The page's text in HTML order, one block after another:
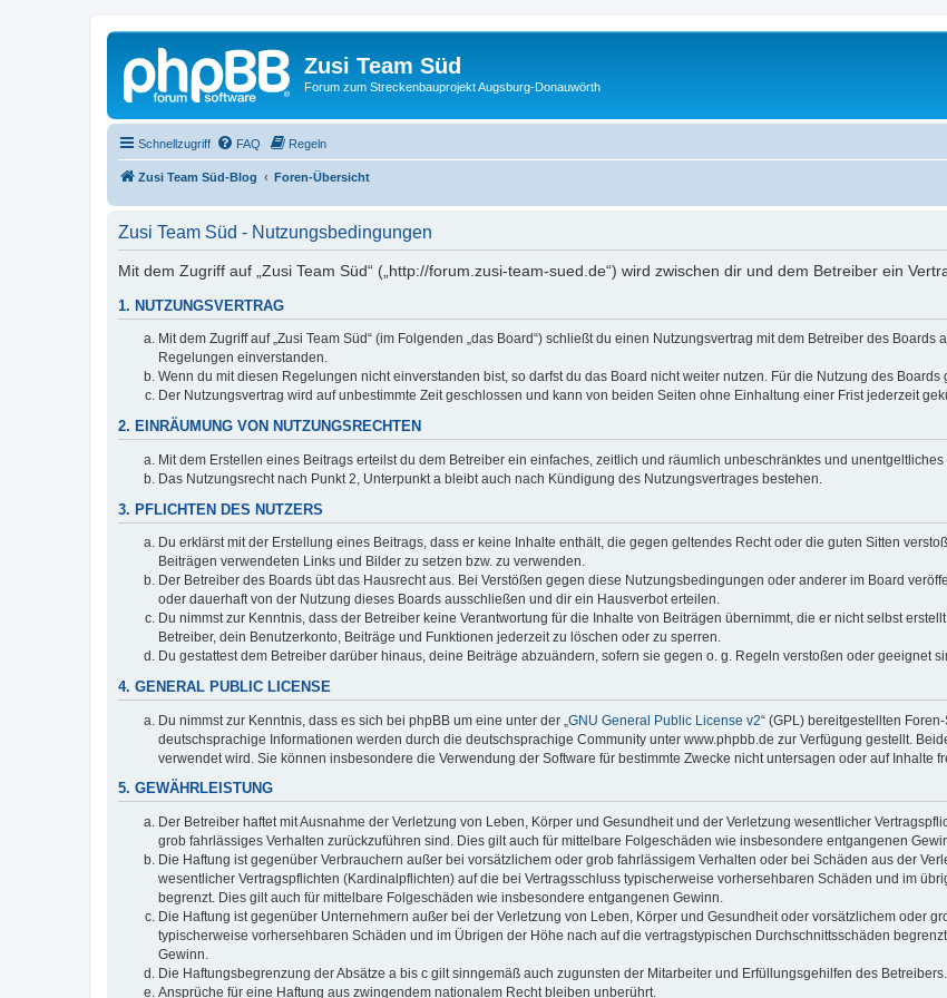
Zusi Team Süd
Forum zum Streckenbauprojekt Augsburg-Donauwörth
Schnellzugriff FAQ Regeln
Zusi Team Süd-Blog Foren-Übersicht
Zusi Team Süd - Nutzungsbedingungen
Mit dem Zugriff auf „Zusi Team Süd“ („http://forum.zusi-team-sued.de“) wird zwischen dir und dem Betreiber ein
1. NUTZUNGSVERTRAG
Mit dem Zugriff auf „Zusi Team Süd“ (im Folgenden „das Board“) schließt du einen Nutzungsvertrag mit dem Betreiber des
Regelungen einverstanden.
Wenn du mit diesen Regelungen nicht einverstanden bist, so darfst du das Board nicht weiter nutzen. Für die Nutzung des
Der Nutzungsvertrag wird auf unbestimmte Zeit geschlossen und kann von beiden Seiten ohne Einhaltung einer Frist jederzeit
2. EINRÄUMUNG VON NUTZUNGSRECHTEN
Mit dem Erstellen eines Beitrags erteilst du dem Betreiber ein einfaches, zeitlich und räumlich unbeschränktes und
Das Nutzungsrecht nach Punkt 2, Unterpunkt a bleibt auch nach Kündigung des Nutzungsvertrages bestehen.
3. PFLICHTEN DES NUTZERS
Du erklärst mit der Erstellung eines Beitrags, dass er keine Inhalte enthält, die gegen geltendes Recht oder die guten Sitten
Beiträgen verwendeten Links und Bilder zu setzen bzw. zu verwenden.
Der Betreiber des Boards übt das Hausrecht aus. Bei Verstößen gegen diese Nutzungsbedingungen oder anderer im Board
oder dauerhaft von der Nutzung dieses Boards ausschließen und dir ein Hausverbot erteilen.
Du nimmst zur Kenntnis, dass der Betreiber keine Verantwortung für die Inhalte von Beiträgen übernimmt, die er nicht selbst
Betreiber, dein Benutzerkonto, Beiträge und Funktionen jederzeit zu löschen oder zu sperren.
Du gestattest dem Betreiber darüber hinaus, deine Beiträge abzuändern, sofern sie gegen o. g. Regeln verstoßen oder geeignet
4. GENERAL PUBLIC LICENSE
Du nimmst zur Kenntnis, dass es sich bei phpBB um eine unter der „ GNU General Public License v2“ (GPL) bereitgestellten
deutschsprachige Informationen werden durch die deutschsprachige Community unter www.phpbb.de zur Verfügung gestellt.
verwendet wird. Sie können insbesondere die Verwendung der Software für bestimmte Zwecke nicht untersagen oder auf Inhalte
5. GEWÄHRLEISTUNG
Der Betreiber haftet mit Ausnahme der Verletzung von Leben, Körper und Gesundheit und der Verletzung wesentlicher
grob fahrlässiges Verhalten zurückzuführen sind. Dies gilt auch für mittelbare Folgeschäden wie insbesondere entgangenen
Die Haftung ist gegenüber Verbrauchern außer bei vorsätzlichem oder grob fahrlässigem Verhalten oder bei Schäden aus der
wesentlicher Vertragspflichten (Kardinalpflichten) auf die bei Vertragsschluss typischerweise vorhersehbaren Schäden und im
begrenzt. Dies gilt auch für mittelbare Folgeschäden wie insbesondere entgangenen Gewinn.
Die Haftung ist gegenüber Unternehmern außer bei der Verletzung von Leben, Körper und Gesundheit oder vorsätzlichem oder
typischerweise vorhersehbaren Schäden und im Übrigen der Höhe nach auf die vertragstypischen Durchschnittsschäden
Gewinn.
Die Haftungsbegrenzung der Absätze a bis c gilt sinngemäß auch zugunsten der Mitarbeiter und Erfüllungsgehilfen des Betreibers.
Ansprüche für eine Haftung aus zwingendem nationalem Recht bleiben unberührt.